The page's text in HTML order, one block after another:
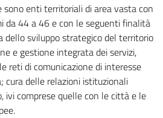
enti territoriali di area vasta con
da 44 a 46 e con le seguenti finalità
dello sviluppo strategico del territorio
e gestione integrata dei servizi,
reti di comunicazione di interesse
delle relazioni istituzionali
ivi comprese quelle con le città e le